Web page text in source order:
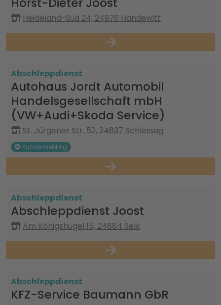
Heideland-Süd 24, 24976 Handewitt
Abschleppdienst
Autohaus Jordt Automobil
Handelsgesellschaft mbH
(VW+Audi+Skoda Service)
St. Jürgener Str. 52, 24837 Schleswig
Kundenliebling
Abschleppdienst
Abschleppdienst Joost
Am Königshügel 15, 24884 Selk
Abschleppdienst
KFZ-Service Baumann GbR